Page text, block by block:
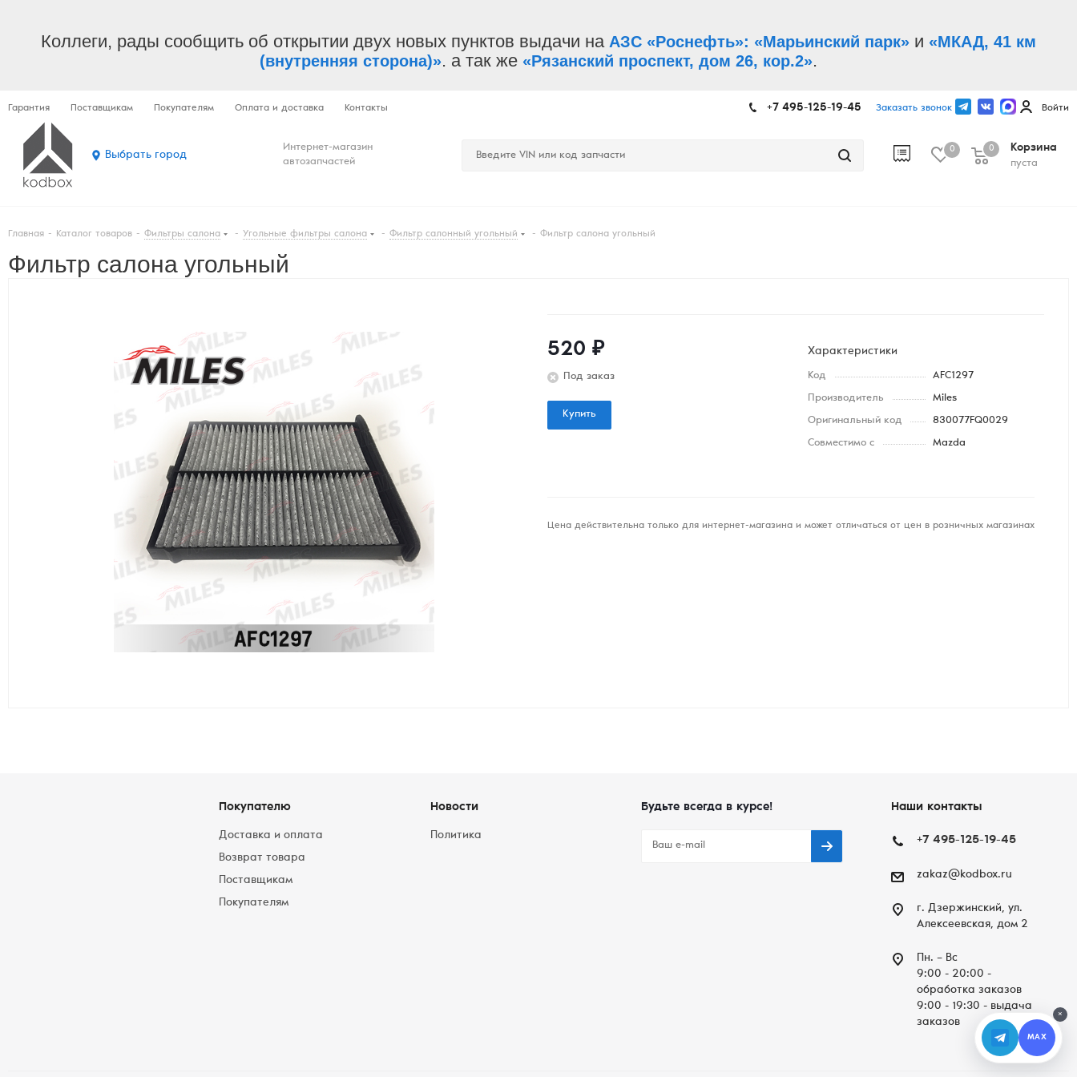
Коллеги, рады сообщить об открытии двух новых пунктов выдачи на АЗС «Роснефть»: «Марьинский парк» и «МКАД, 41 км
(внутренняя сторона)». а так же «Рязанский проспект, дом 26, кор.2».
Гарантия Поставщикам Покупателям Оплата и доставка Контакты +7 495-125-19-45 Заказать звонок Войти
Выбрать город
Интернет-магазин
автозапчастей
0
Корзина
пуста
0
Главная - Каталог товаров - Фильтры салона - Угольные фильтры салона - Фильтр салонный угольный - Фильтр салона угольный
Фильтр салона угольный
520 ₽
Под заказ
Купить
Характеристики
Код AFC1297
Производитель Miles
Оригинальный код 830077FQ0029
Совместимо с Mazda
Цена действительна только для интернет-магазина и может отличаться от цен в розничных магазинах
Покупателю
Доставка и оплата
Возврат товара
Поставщикам
Покупателям
Новости
Политика
Будьте всегда в курсе! Наши контакты
+7 495-125-19-45
zakaz@kodbox.ru
г. Дзержинский, ул.
Алексеевская, дом 2
Пн. – Вc
9:00 - 20:00 -
обработка заказов
9:00 - 19:30 - выдача
заказов
×
MAX